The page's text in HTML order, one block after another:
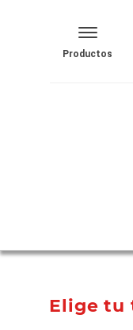
Productos
Elige tu